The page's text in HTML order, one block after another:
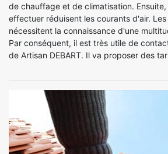
de chauffage et de climatisation.
effectuer réduisent les courants d'air.
nécessitent la connaissance d'une
Par conséquent, il est très utile de
de Artisan DEBART. Il va proposer des